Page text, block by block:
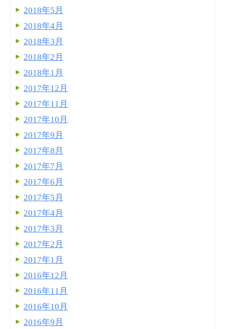
2018年5月
2018年4月
2018年3月
2018年2月
2018年1月
2017年12月
2017年11月
2017年10月
2017年9月
2017年8月
2017年7月
2017年6月
2017年5月
2017年4月
2017年3月
2017年2月
2017年1月
2016年12月
2016年11月
2016年10月
2016年9月